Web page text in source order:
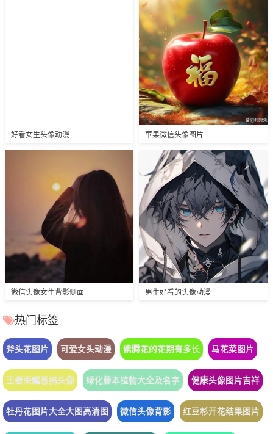
好看女生头像动漫 苹果微信头像图片
微信头像女生背影侧面 男生好看的头像动漫
热门标签
斧头花图片 可爱女头动漫 紫腾花的花期有多长 马花菜图片
王者荣耀恶搞头像 绿化藤本植物大全及名字 健康头像图片吉祥
牡丹花图片大全大图高清图 微信头像背影 红豆杉开花结果图片